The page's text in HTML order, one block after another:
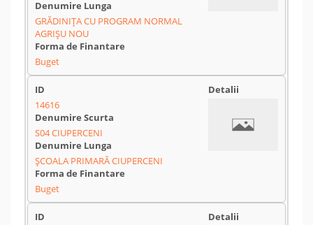
GRĂDINIȚA CU PROGRAM NORMAL
AGRIȘU NOU
Buget
14616
S04 CIUPERCENI
ȘCOALA PRIMARĂ CIUPERCENI
Buget